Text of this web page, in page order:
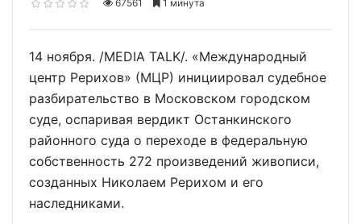
67561
1 минута
14 ноября. /MEDIA TALK/. «Международный
центр Рерихов» (МЦР) инициировал судебное
разбирательство в Московском городском
суде, оспаривая вердикт Останкинского
районного суда о переходе в федеральную
собственность 272 произведений живописи,
созданных Николаем Рерихом и его
наследниками.